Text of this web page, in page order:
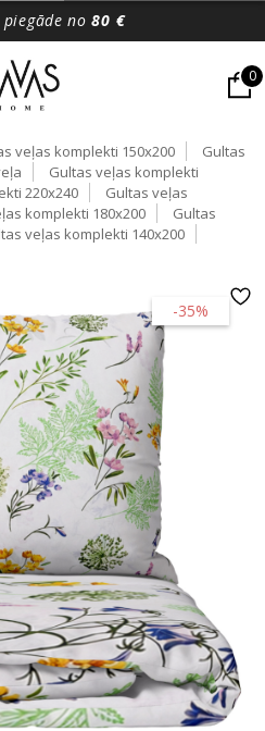
piegāde no80 €
0
veļas komplekti 150x200
Gultas
Gultas veļas komplekti
220x240
Gultas veļas
komplekti 180x200
Gultas
veļas komplekti 140x200
-35%